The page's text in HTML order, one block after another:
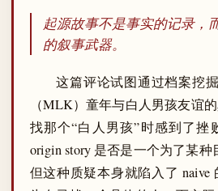
起源故事不是事实的记录，
的叙事武器。
这篇评论试图通过档案挖
（MLK）童年与白人男孩友谊
找那个“白人男孩”时感到了挫
origin story 是否是一个为了某种
但这种质疑本身就陷入了 naive